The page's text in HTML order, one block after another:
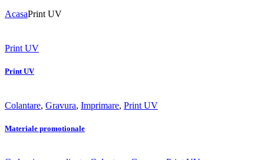
AcasaPrint UV
Print UV
Print UV
Colantare, Gravura, Imprimare, Print UV
Materiale promotionale